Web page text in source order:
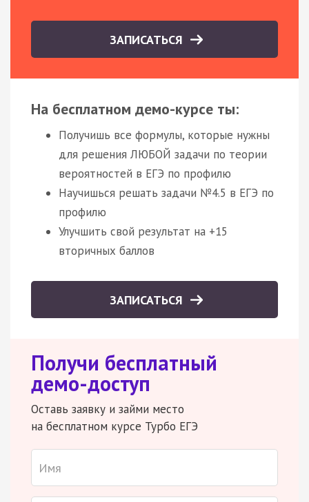
ЗАПИСАТЬСЯ
На бесплатном демо-курсе ты:
Получишь все формулы, которые нужны
для решения ЛЮБОЙ задачи по теории
вероятностей в ЕГЭ по профилю
Научишься решать задачи №4.5 в ЕГЭ по
профилю
Улучшить свой результат на +15
вторичных баллов
ЗАПИСАТЬСЯ
Получи бесплатный
демо-доступ
Оставь заявку и займи место
на бесплатном курсе Турбо ЕГЭ